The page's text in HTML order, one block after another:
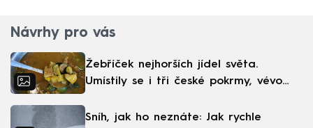
Návrhy pro vás
Žebříček nejhorších jídel světa.
Umístily se i tři české pokrmy, vévodí
Sníh, jak ho neznáte: Jak rychle